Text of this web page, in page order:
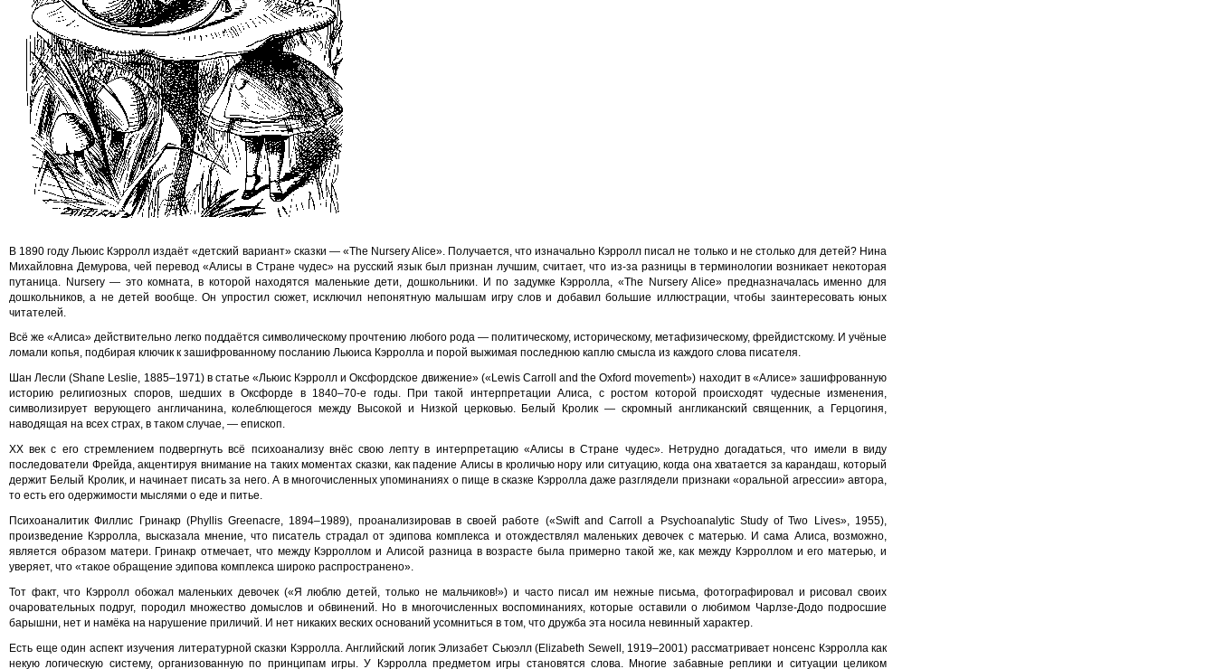
В 1890 году Льюис Кэрролл издаёт «детский вариант» сказки — «The Nursery Alice». Получается, что изначально Кэрролл писал не только и не столько для детей? Нина
Михайловна Демурова, чей перевод «Алисы в Стране чудес» на русский язык был признан лучшим, считает, что из-за разницы в терминологии возникает некоторая
путаница. Nursery — это комната, в которой находятся маленькие дети, дошкольники. И по задумке Кэрролла, «The Nursery Alice» предназначалась именно для
дошкольников, а не детей вообще. Он упростил сюжет, исключил непонятную малышам игру слов и добавил большие иллюстрации, чтобы заинтересовать юных
читателей.
Всё же «Алиса» действительно легко поддаётся символическому прочтению любого рода — политическому, историческому, метафизическому, фрейдистскому. И учёные
ломали копья, подбирая ключик к зашифрованному посланию Льюиса Кэрролла и порой выжимая последнюю каплю смысла из каждого слова писателя.
Шан Лесли (Shane Leslie, 1885–1971) в статье «Льюис Кэрролл и Оксфордское движение» («Lewis Carroll and the Oxford movement») находит в «Алисе» зашифрованную
историю религиозных споров, шедших в Оксфорде в 1840–70-е годы. При такой интерпретации Алиса, с ростом которой происходят чудесные изменения,
символизирует верующего англичанина, колеблющегося между Высокой и Низкой церковью. Белый Кролик — скромный англиканский священник, а Герцогиня,
наводящая на всех страх, в таком случае, — епископ.
ХХ век с его стремлением подвергнуть всё психоанализу внёс свою лепту в интерпретацию «Алисы в Стране чудес». Нетрудно догадаться, что имели в виду
последователи Фрейда, акцентируя внимание на таких моментах сказки, как падение Алисы в кроличью нору или ситуацию, когда она хватается за карандаш, который
держит Белый Кролик, и начинает писать за него. А в многочисленных упоминаниях о пище в сказке Кэрролла даже разглядели признаки «оральной агрессии» автора,
то есть его одержимости мыслями о еде и питье.
Психоаналитик Филлис Гринакр (Phyllis Greenacre, 1894–1989), проанализировав в своей работе («Swift and Carroll a Psychoanalytic Study of Two Lives», 1955),
произведение Кэрролла, высказала мнение, что писатель страдал от эдипова комплекса и отождествлял маленьких девочек с матерью. И сама Алиса, возможно,
является образом матери. Гринакр отмечает, что между Кэрроллом и Алисой разница в возрасте была примерно такой же, как между Кэрроллом и его матерью, и
уверяет, что «такое обращение эдипова комплекса широко распространено».
Тот факт, что Кэрролл обожал маленьких девочек («Я люблю детей, только не мальчиков!») и часто писал им нежные письма, фотографировал и рисовал своих
очаровательных подруг, породил множество домыслов и обвинений. Но в многочисленных воспоминаниях, которые оставили о любимом Чарлзе-Додо подросшие
барышни, нет и намёка на нарушение приличий. И нет никаких веских оснований усомниться в том, что дружба эта носила невинный характер.
Есть еще один аспект изучения литературной сказки Кэрролла. Английский логик Элизабет Сьюэлл (Elizabeth Sewell, 1919–2001) рассматривает нонсенс Кэрролла как
некую логическую систему, организованную по принципам игры. У Кэрролла предметом игры становятся слова. Многие забавные реплики и ситуации целиком